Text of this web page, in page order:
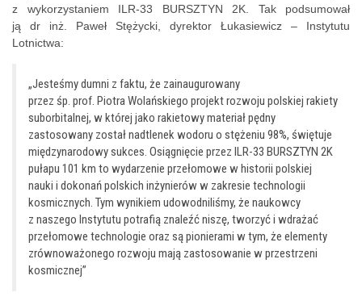
z wykorzystaniem ILR-33 BURSZTYN 2K. Tak podsumował
ją dr inż. Paweł Stężycki, dyrektor Łukasiewicz – Instytutu
Lotnictwa:
„Jesteśmy dumni z faktu, że zainaugurowany
przez śp. prof. Piotra Wolańskiego projekt rozwoju polskiej rakiety
suborbitalnej, w której jako rakietowy materiał pędny
zastosowany został nadtlenek wodoru o stężeniu 98%, świętuje
międzynarodowy sukces. Osiągnięcie przez ILR-33 BURSZTYN 2K
pułapu 101 km to wydarzenie przełomowe w historii polskiej
nauki i dokonań polskich inżynierów w zakresie technologii
kosmicznych. Tym wynikiem udowodniliśmy, że naukowcy
z naszego Instytutu potrafią znaleźć niszę, tworzyć i wdrażać
przełomowe technologie oraz są pionierami w tym, że elementy
zrównoważonego rozwoju mają zastosowanie w przestrzeni
kosmicznej”